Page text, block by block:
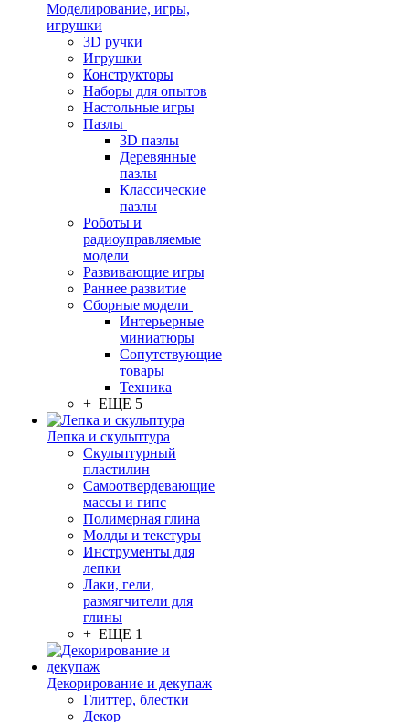
Моделирование, игры,
игрушки
3D ручки
Игрушки
Конструкторы
Наборы для опытов
Настольные игры
Пазлы
3D пазлы
Деревянные
пазлы
Классические
пазлы
Роботы и
радиоуправляемые
модели
Развивающие игры
Раннее развитие
Сборные модели
Интерьерные
миниатюры
Сопутствующие
товары
Техника
+ ЕЩЕ 5
Лепка и скульптура
Скульптурный
пластилин
Самоотвердевающие
массы и гипс
Полимерная глина
Молды и текстуры
Инструменты для
лепки
Лаки, гели,
размягчители для
глины
+ ЕЩЕ 1
Декорирование и декупаж
Глиттер, блестки
Декор